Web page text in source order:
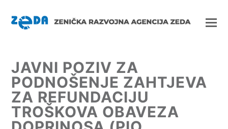
JAVNI POZIV ZA
PODNOŠENJE ZAHTJEVA
ZA REFUNDACIJU
TROŠKOVA OBAVEZA